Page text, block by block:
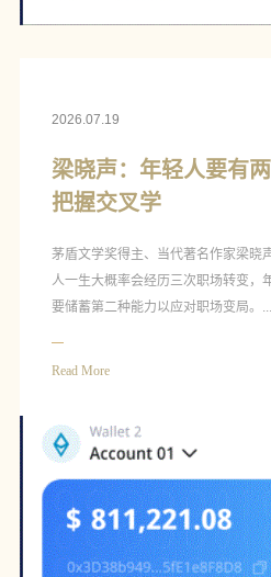
2026.07.19
梁晓声：年轻人要有
把握交叉学
茅盾文学奖得主、当代著名作家梁晓
人一生大概率会经历三次职场转变，
要储蓄第二种能力以应对职场变局。
Read More